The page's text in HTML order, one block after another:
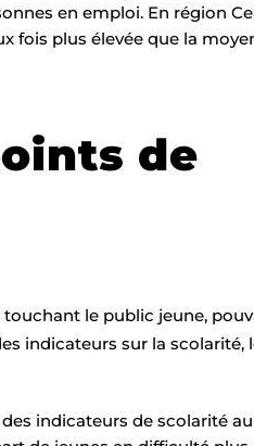
en emploi. En région
fois plus élevée que la
de
touchant le public jeune,
indicateurs sur la scolarité,
indicateurs de scolarité